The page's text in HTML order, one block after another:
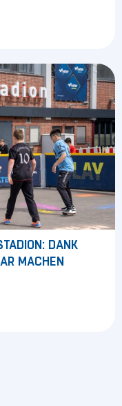
DANK
MACHEN